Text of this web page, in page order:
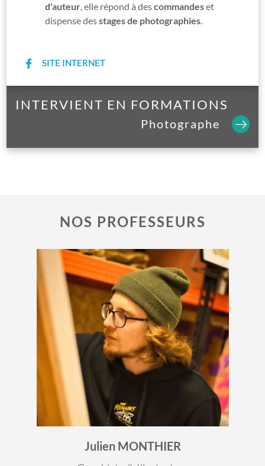
d'auteur, elle répond à descommandeset
dispense desstages de photographies.
SITE INTERNET
INTERVIENT EN FORMATIONS
Photographe
NOS PROFESSEURS
Julien MONTHIER